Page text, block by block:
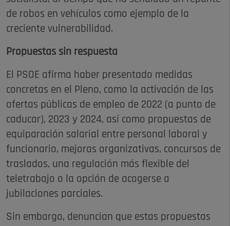
de robos en vehículos como ejemplo de la
creciente vulnerabilidad.
Propuestas sin respuesta
El PSOE afirma haber presentado medidas
concretas en el Pleno, como la activación de las
ofertas públicas de empleo de 2022 (a punto de
caducar), 2023 y 2024, así como propuestas de
equiparación salarial entre personal laboral y
funcionario, mejoras organizativas, concursos de
traslados, una regulación más flexible del
teletrabajo o la opción de acogerse a
jubilaciones parciales.
Sin embargo, denuncian que estas propuestas